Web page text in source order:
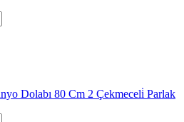
Dolabı 80 Cm 2 Çekmeceli̇ Parlak